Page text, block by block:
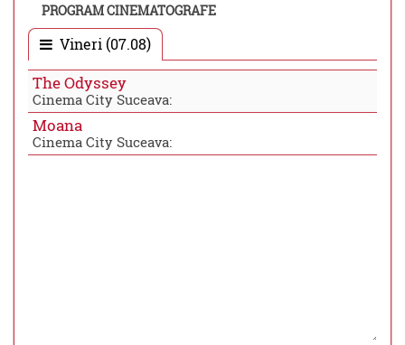
PROGRAM CINEMATOGRAFE
Vineri (07.08)
The Odyssey
Cinema City Suceava:
Moana
Cinema City Suceava: